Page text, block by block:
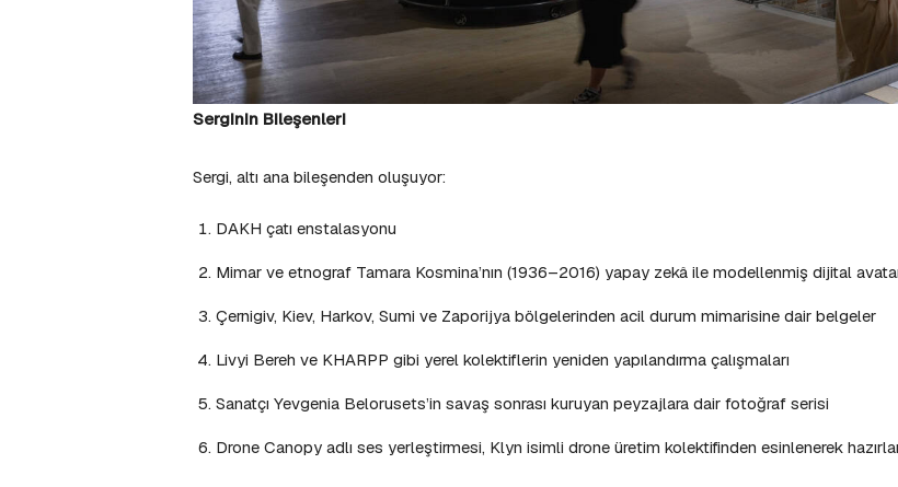
Serginin Bileşenleri
Sergi, altı ana bileşenden oluşuyor:
DAKH çatı enstalasyonu
Mimar ve etnograf Tamara Kosmina’nın (1936–2016) yapay zekâ ile modellenmiş dijital
Çernigiv, Kiev, Harkov, Sumi ve Zaporijya bölgelerinden acil durum mimarisine dair belgeler
Livyi Bereh ve KHARPP gibi yerel kolektiflerin yeniden yapılandırma çalışmaları
Sanatçı Yevgenia Belorusets’in savaş sonrası kuruyan peyzajlara dair fotoğraf serisi
Drone Canopy adlı ses yerleştirmesi, Klyn isimli drone üretim kolektifinden esinlenerek